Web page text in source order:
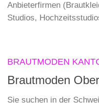
Anbieterfirmen
Studios,
BRAUTMODEN
Brautmoden
Sie suchen in der